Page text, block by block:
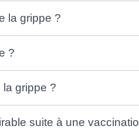
la grippe ?
?
grippe ?
suite à une